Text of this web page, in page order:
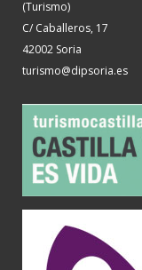
(Turismo)
C/ Caballeros, 17
42002 Soria
turismo@dipsoria.es